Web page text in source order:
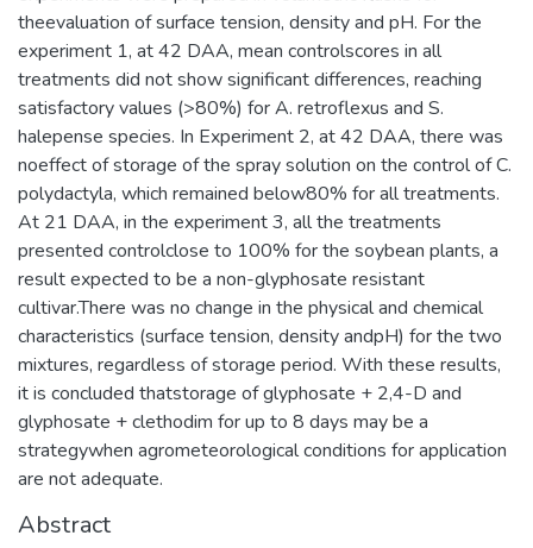
theevaluation of surface tension, density and pH. For the
experiment 1, at 42 DAA, mean controlscores in all
treatments did not show significant differences, reaching
satisfactory values (>80%) for A. retroflexus and S.
halepense species. In Experiment 2, at 42 DAA, there was
noeffect of storage of the spray solution on the control of C.
polydactyla, which remained below80% for all treatments.
At 21 DAA, in the experiment 3, all the treatments
presented controlclose to 100% for the soybean plants, a
result expected to be a non-glyphosate resistant
cultivar.There was no change in the physical and chemical
characteristics (surface tension, density andpH) for the two
mixtures, regardless of storage period. With these results,
it is concluded thatstorage of glyphosate + 2,4-D and
glyphosate + clethodim for up to 8 days may be a
strategywhen agrometeorological conditions for application
are not adequate.
Abstract